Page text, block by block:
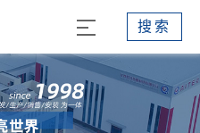
搜索